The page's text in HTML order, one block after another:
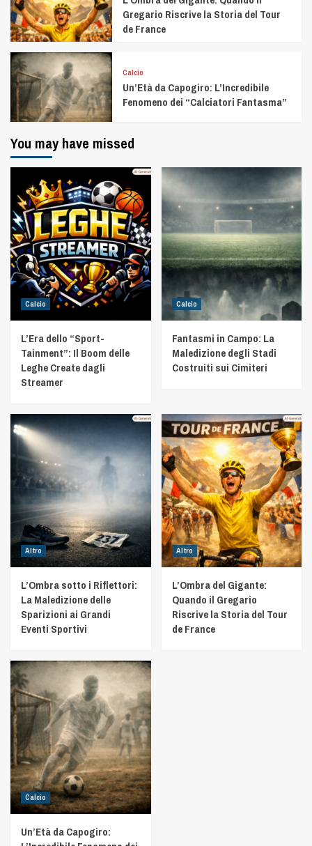
Gregario Riscrive la Storia del Tour
de France
Calcio
Un’Età da Capogiro: L’Incredibile
Fenomeno dei “Calciatori Fantasma”
You may have missed
Calcio
L’Era dello “Sport-
Tainment”: Il Boom delle
Leghe Create dagli
Streamer
Calcio
Fantasmi in Campo: La
Maledizione degli Stadi
Costruiti sui Cimiteri
Altro
L’Ombra sotto i Riflettori:
La Maledizione delle
Sparizioni ai Grandi
Eventi Sportivi
Altro
L’Ombra del Gigante:
Quando il Gregario
Riscrive la Storia del Tour
de France
Calcio
Un’Età da Capogiro: